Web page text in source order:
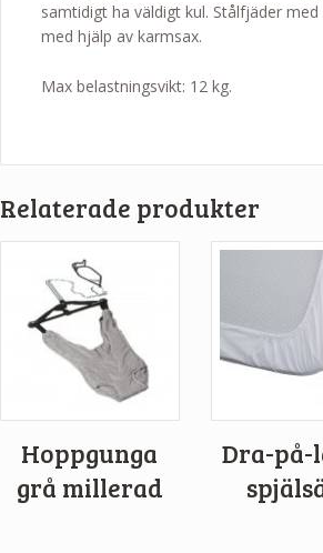
samtidigt ha väldigt kul. Stålfjäder
med hjälp av karmsax.
Max belastningsvikt: 12 kg.
Relaterade produkter
Hoppgunga
grå millerad
Dra-på-